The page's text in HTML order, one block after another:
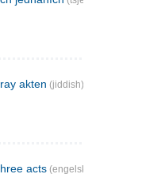
akten (jiddish)
acts (engelsk)